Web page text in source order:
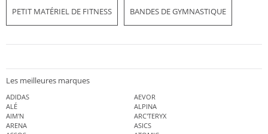
PETIT MATÉRIEL DE FITNESS BANDES DE GYMNASTIQUE
Les meilleures marques
ADIDAS
AEVOR
ALÉ
ALPINA
AIM'N
ARC'TERYX
ARENA
ASICS